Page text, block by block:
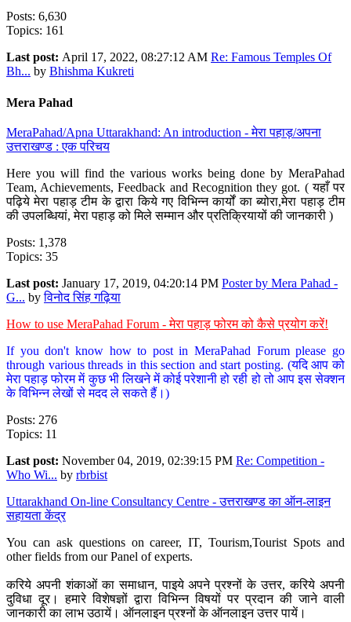
Posts: 6,630
Topics: 161
Last post: April 17, 2022, 08:27:12 AM Re: Famous Temples Of
Bh... by Bhishma Kukreti
Mera Pahad
MeraPahad/Apna Uttarakhand: An introduction - मेरा पहाड़/अपना
उत्तराखण्ड : एक परिचय
Here you will find the various works being done by MeraPahad
Team, Achievements, Feedback and Recognition they got. ( यहाँ पर
पढ़िये मेरा पहाड़ टीम के द्वारा किये गए विभिन्न कार्यों का ब्योरा,मेरा पहाड़ टीम
की उपलब्धियां, मेरा पहाड़ को मिले सम्मान और प्रतिक्रियायों की जानकारी )
Posts: 1,378
Topics: 35
Last post: January 17, 2019, 04:20:14 PM Poster by Mera Pahad -
G... byविनोद सिंह गढ़िया
How to use MeraPahad Forum - मेरा पहाड़ फोरम को कैसे प्रयोग करें!
If you don't know how to post in MeraPahad Forum please go
through various threads in this section and start posting. (यदि आप को
मेरा पहाड़ फोरम में कुछ भी लिखने में कोई परेशानी हो रही हो तो आप इस सेक्शन
के विभिन्न लेखों से मदद ले सकते हैं।)
Posts: 276
Topics: 11
Last post: November 04, 2019, 02:39:15 PM Re: Competition -
Who Wi... by rbrbist
Uttarakhand On-line Consultancy Centre - उत्तराखण्ड का ऑन-लाइन
सहायता केंद्र
You can ask questions on career, IT, Tourism,Tourist Spots and
other fields from our Panel of experts.
करिये अपनी शंकाओं का समाधान, पाइये अपने प्रश्नों के उत्तर, करिये अपनी
दुविधा दूर। हमारे विशेषज्ञों द्वारा विभिन्न विषयों पर प्रदान की जाने वाली
जानकारी का लाभ उठायें। ऑनलाइन प्रश्नों के ऑनलाइन उत्तर पायें।